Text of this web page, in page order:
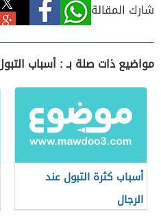
شارك المقالة
مواضيع ذات صلة بـ : أسباب
أسباب كثرة التبول عند
الرجال